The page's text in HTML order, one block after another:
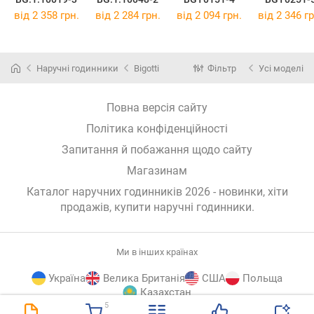
5
від 2 358 грн. від 2 284 грн. від 2 094 грн. від 2 346
Наручні годинники Bigotti Фільтр Усі моделі
Повна версія сайту
Політика конфіденційності
Запитання й побажання щодо сайту
Магазинам
Каталог наручних годинників 2026 - новинки, хіти
продажів, купити наручні годинники.
Ми в інших країнах
Україна Велика Британія США
Польща
Казахстан